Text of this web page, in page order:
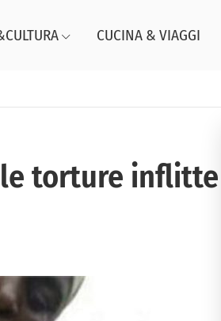
CUCINA & VIAGGI
torture inflitte